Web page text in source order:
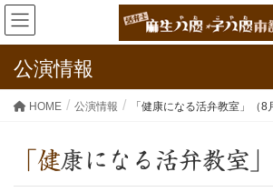
公演情報
HOME 公演情報 「健康になる活弁教室」（8
「健康になる活弁教室